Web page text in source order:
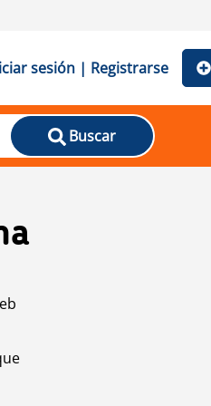
sesión | Registrarse
Buscar